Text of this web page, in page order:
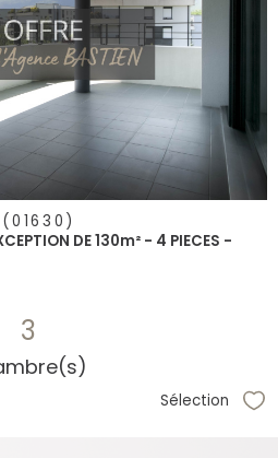
voir le
DE 130m² - 4 PIECES -
3
Sélection